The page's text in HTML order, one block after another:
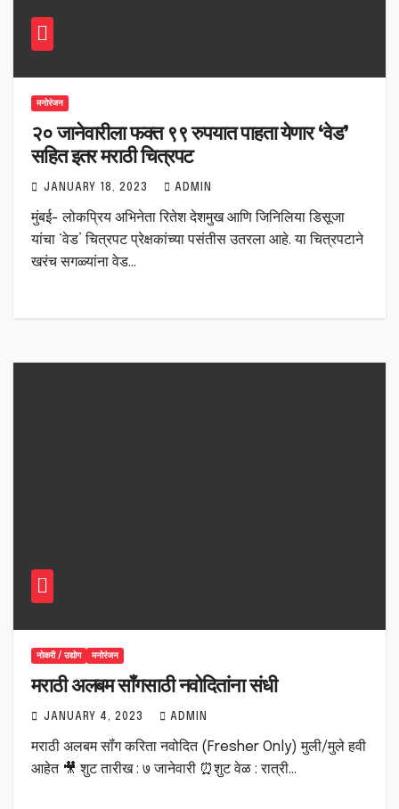
मनोरंजन
२० जानेवारीला फक्त ९९ रुपयात पाहता येणार ‘वेड’
सहित इतर मराठी चित्रपट
JANUARY 18, 2023 ADMIN
मुंबई- लोकप्रिय अभिनेता रितेश देशमुख आणि जिनिलिया डिसूजा
यांचा ‘वेड’ चित्रपट प्रेक्षकांच्या पसंतीस उतरला आहे. या चित्रपटाने
खरंच सगळ्यांना वेड…
नोकरी / उद्योग मनोरंजन
मराठी अलबम सॉंगसाठी नवोदितांना संधी
JANUARY 4, 2023 ADMIN
मराठी अलबम सॉंग करिता नवोदित (Fresher Only) मुली/मुले हवी
आहेत 🎥 शुट तारीख : ७ जानेवारी ⏰शुट वेळ : रात्री…